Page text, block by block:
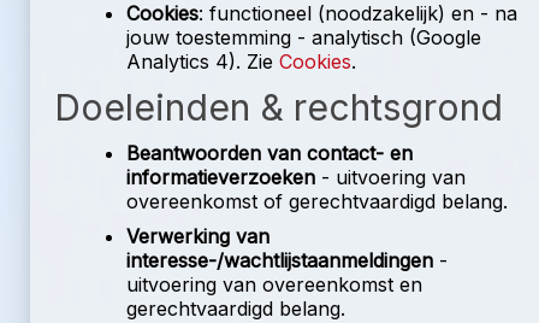
Cookies: functioneel (noodzakelijk) en - na
jouw toestemming - analytisch (Google
Analytics 4). Zie Cookies.
Doeleinden & rechtsgrond
Beantwoorden van contact- en
informatieverzoeken - uitvoering van
overeenkomst of gerechtvaardigd belang.
Verwerking van
interesse-/wachtlijstaanmeldingen -
uitvoering van overeenkomst en
gerechtvaardigd belang.